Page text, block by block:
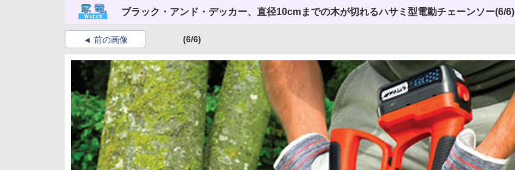
ブラック・アンド・デッカー、直径10cmまでの木が切れるハサミ型電動チェーンソー(6/6)
前の画像 (6/6)